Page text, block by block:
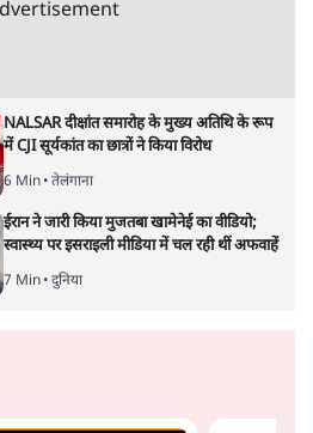
करें
लोड हो रही है...